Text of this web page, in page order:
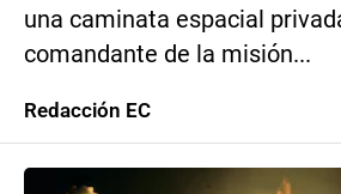
una caminata espacial
comandante de la misión...
Redacción EC